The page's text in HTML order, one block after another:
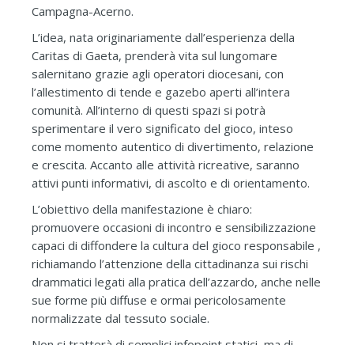
Campagna-Acerno.
L’idea, nata originariamente dall’esperienza della
Caritas di Gaeta, prenderà vita sul lungomare
salernitano grazie agli operatori diocesani, con
l’allestimento di tende e gazebo aperti all’intera
comunità. All’interno di questi spazi si potrà
sperimentare il vero significato del gioco, inteso
come momento autentico di divertimento, relazione
e crescita. Accanto alle attività ricreative, saranno
attivi punti informativi, di ascolto e di orientamento.
L’obiettivo della manifestazione è chiaro:
promuovere occasioni di incontro e sensibilizzazione
capaci di diffondere la cultura del gioco responsabile ,
richiamando l’attenzione della cittadinanza sui rischi
drammatici legati alla pratica dell’azzardo, anche nelle
sue forme più diffuse e ormai pericolosamente
normalizzate dal tessuto sociale.